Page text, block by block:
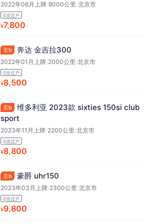
2022年06月上牌/8000公里/北京市
0次过户
¥7,800
京b 奔达 金吉拉300
2022年01月上牌/2000公里/北京市
0次过户
¥8,500
京b
维多利亚 2023款 sixties 150si club
sport
2023年11月上牌/2200公里 /北京市
0次过户
¥8,800
京b 豪爵 uhr150
2023年03月上牌/2300公里 /北京市
0次过户
¥9,800